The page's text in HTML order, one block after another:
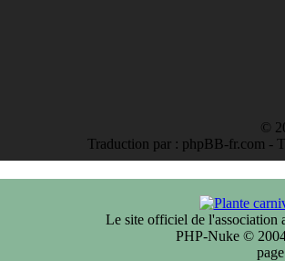
©
Traduction par : phpBB-fr.com -
Le site officiel de l'association
PHP-Nuke ©